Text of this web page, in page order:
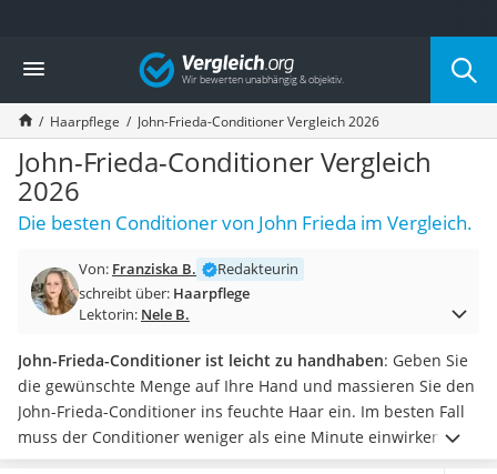
Die beliebtesten Vergleiche nach Kategorie
Drogerie
Inhalator
Haarschneider
Rollator
Braun Rasierer
Katzenklappe (Chip)
Rasierer
Massagepistole
Epilierer
Eiweißpulver
Magnesiumpräparat
Katzenklappe
Nackenmassagegerät
Zeckenschutz Katze
Vergleich
Haarpflege John-Frieda-Conditioner Vergleich 2026
John-Frieda-Conditioner Vergleich
2026
Die besten Conditioner von John Frieda im Vergleich.
Von: Franziska B.
Redakteurin
schreibt über: Haarpflege
Lektorin: Nele B.
John-Frieda-Conditioner ist leicht zu handhaben: Geben Sie
die gewünschte Menge auf Ihre Hand und massieren Sie den
John-Frieda-Conditioner ins feuchte Haar ein. Im besten Fall
muss der Conditioner weniger als eine Minute einwirken,
heißt es in diversen Tests im Internet. Wählen Sie jetzt einen